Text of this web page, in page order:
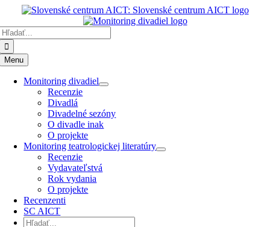
Preskočiť
obsahu
Menu
Monitoring divadiel
Recenzie
Divadlá
Divadelné sezóny
O divadle inak
O projekte
Monitoring teatrologickej literatúry
Recenzie
Vydavateľstvá
Rok vydania
O projekte
Recenzenti
SC AICT
Hľadať: